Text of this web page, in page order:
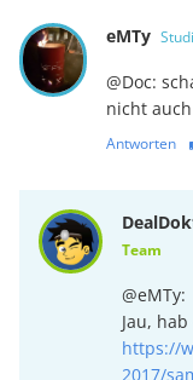
eMTy Studi
@Doc:
nicht
Antworten
Team
@eMTy:
Jau,
https://
2017/